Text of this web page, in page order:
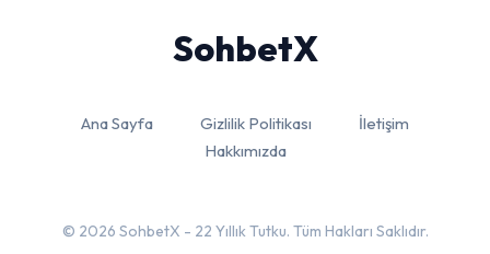
SohbetX
Ana Sayfa Gizlilik Politikası
İletişim
Hakkımızda
© 2026 SohbetX - 22 Yıllık Tutku. Tüm Hakları Saklıdır.